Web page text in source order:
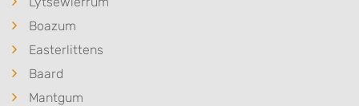
Boazum
Easterlittens
Baard
Mantgum